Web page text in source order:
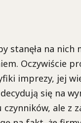
stanęła na nich
Oczywiście
imprezy, jej
się na
ale z